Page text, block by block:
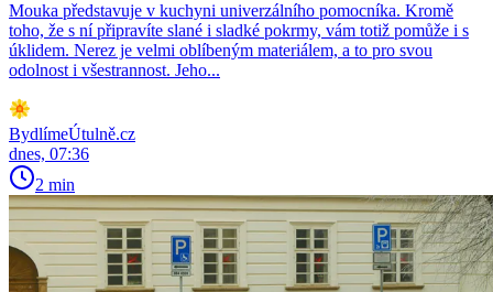
Mouka představuje v kuchyni univerzálního pomocníka. Kromě
toho, že s ní připravíte slané i sladké pokrmy, vám totiž pomůže i s
úklidem. Nerez je velmi oblíbeným materiálem, a to pro svou
odolnost i všestrannost. Jeho...
BydlímeÚtulně.cz
dnes, 07:36
2 min